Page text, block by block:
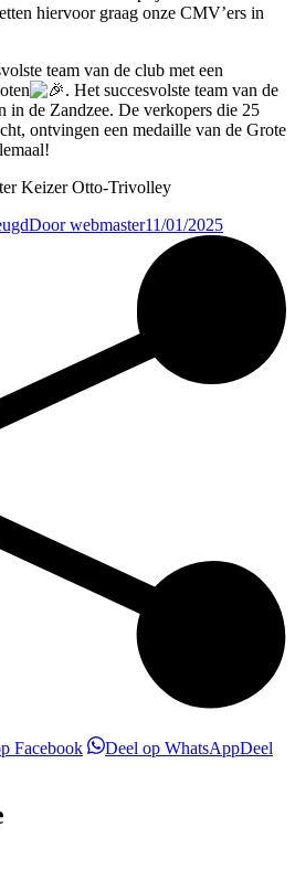
hiervoor graag onze CMV’ers in
team van de club met een
. Het succesvolste team van de
in de Zandzee. De verkopers die 25
ontvingen een medaille van de Grote
Keizer Otto-Trivolley
Doorwebmaster11/01/2025
Facebook Deel op WhatsAppDeel